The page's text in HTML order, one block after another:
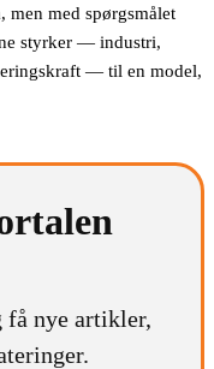
med spørgsmålet
styrker — industri,
— til en model,
få nye artikler,